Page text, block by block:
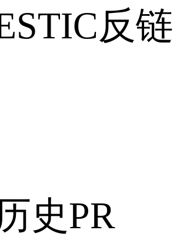
反链
史PR